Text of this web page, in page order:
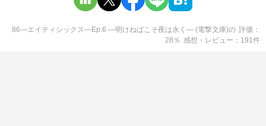
86―エイティシックス―Ep.6 ―明けねばこそ夜は永く― (電撃文庫)の 評価
28 ％ 感想・レビュー 191件